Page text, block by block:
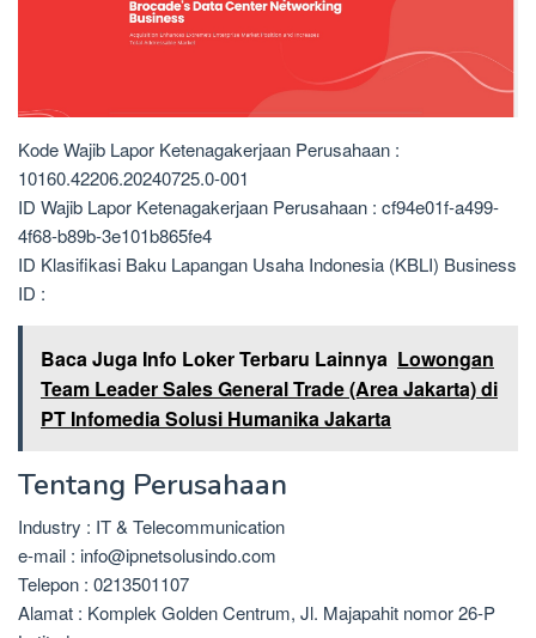
Kode Wajib Lapor Ketenagakerjaan Perusahaan :
10160.42206.20240725.0-001
ID Wajib Lapor Ketenagakerjaan Perusahaan : cf94e01f-a499-
4f68-b89b-3e101b865fe4
ID Klasifikasi Baku Lapangan Usaha Indonesia (KBLI) Business
ID :
Baca Juga Info Loker Terbaru Lainnya Lowongan
Team Leader Sales General Trade (Area Jakarta) di
PT Infomedia Solusi Humanika Jakarta
Tentang Perusahaan
Industry : IT & Telecommunication
e-mail : info@ipnetsolusindo.com
Telepon : 0213501107
Alamat : Komplek Golden Centrum, Jl. Majapahit nomor 26-P